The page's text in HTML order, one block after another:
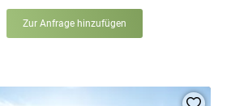
Zur Anfrage hinzufügen